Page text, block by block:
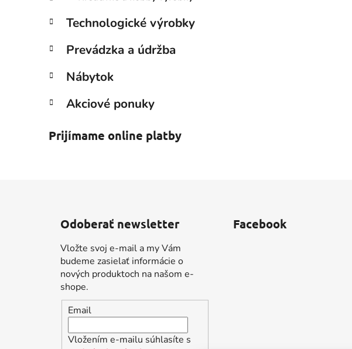
Technologické výrobky
Prevádzka a údržba
Nábytok
Akciové ponuky
Prijímame online platby
Odoberať newsletter
Vložte svoj e-mail a my Vám
budeme zasielať informácie o
nových produktoch na našom e-
shope.
Email
Vložením e-mailu súhlasíte s
Facebook